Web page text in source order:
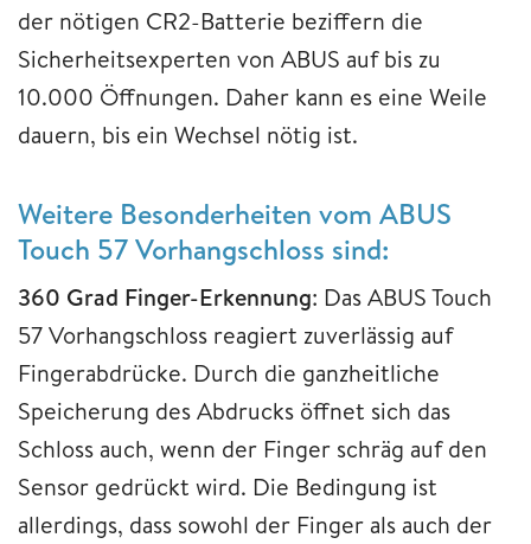
der nötigen CR2-Batterie beziffern die
Sicherheitsexperten von ABUS auf bis zu
10.000 Öffnungen. Daher kann es eine Weile
dauern, bis ein Wechsel nötig ist.
Weitere Besonderheiten vom ABUS
Touch 57 Vorhangschloss sind:
360 Grad Finger-Erkennung: Das ABUS Touch
57 Vorhangschloss reagiert zuverlässig auf
Fingerabdrücke. Durch die ganzheitliche
Speicherung des Abdrucks öffnet sich das
Schloss auch, wenn der Finger schräg auf den
Sensor gedrückt wird. Die Bedingung ist
allerdings, dass sowohl der Finger als auch der